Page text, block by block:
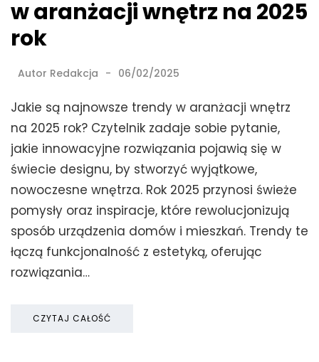
w aranżacji wnętrz na 2025
rok
Autor Redakcja 06/02/2025
Jakie są najnowsze trendy w aranżacji wnętrz
na 2025 rok? Czytelnik zadaje sobie pytanie,
jakie innowacyjne rozwiązania pojawią się w
świecie designu, by stworzyć wyjątkowe,
nowoczesne wnętrza. Rok 2025 przynosi świeże
pomysły oraz inspiracje, które rewolucjonizują
sposób urządzenia domów i mieszkań. Trendy te
łączą funkcjonalność z estetyką, oferując
rozwiązania…
CZYTAJ CAŁOŚĆ